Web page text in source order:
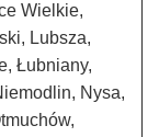
Wielkie,
Lubsza,
Łubniany,
Nysa,